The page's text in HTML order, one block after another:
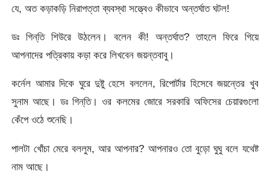
যে, অত কড়াকড়ি নিরাপত্তা ব্যবস্থা সত্ত্বেও কীভাবে অন্তর্ঘাত ঘটল!
ডঃ গিন্‌তি শিউরে উঠলেন। বলেন কী! অন্তর্ঘাত? তাহলে ফিরে গিয়ে
আপনাদের পত্রিকায় কড়া করে লিখবেন জয়ন্তবাবু।
কর্নেল আমার দিকে ঘুরে দুষ্টু হেসে বললেন, রিপোর্টার হিসেবে জয়ন্তের খুব
সুনাম আছে। ডঃ গিন্‌তি। ওর কলমের জোরে সরকারি অফিসের চেয়ারগুলো
কেঁপে ওঠে শুনেছি।
পালটা খোঁচা মেরে বললুম, আর আপনার? আপনারও তো বুড়ো ঘুঘু বলে যথেষ্ট
নাম আছে।